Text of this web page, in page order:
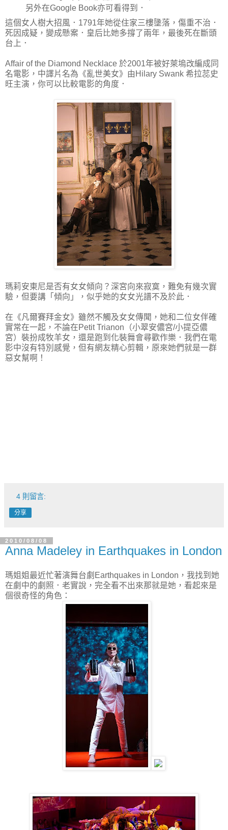
另外在Google Book亦可看得到．
這個女人樹大招風．1791年她從住家三樓墬落，傷重不治．
死因成疑，變成懸案．皇后比她多撐了兩年，最後死在斷頭
台上．
Affair of the Diamond Necklace 於2001年被好萊塢改編成同
名電影，中譯片名為《亂世美女》由Hilary Swank 希拉蕊史
旺主演，你可以比較電影的角度．
瑪莉安東尼是否有女女傾向？深宮向來寂寞，難免有幾次實
驗，但要講「傾向」，似乎她的女女光譜不及於此．
在《凡爾賽拜金女》雖然不觸及女女傳聞，她和二位女伴確
實常在一起，不論在Petit Trianon（小翠安儂宮/小提亞儂
宮）裝扮成牧羊女，還是跑到化裝舞會尋歡作樂．我們在電
影中沒有特別感覺，但有網友精心剪輯，原來她們就是一群
惡女幫啊！
4 則留言:
分享
2010/08/08
Anna Madeley in Earthquakes in London
瑪姐姐最近忙著演舞台劇Earthquakes in London，我找到她
在劇中的劇照．老實說，完全看不出來那就是她，看起來是
個很奇怪的角色：